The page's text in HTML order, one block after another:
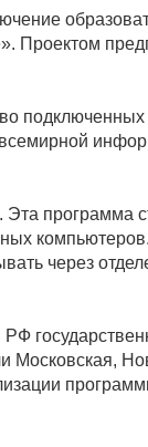
Проектом
программа
через
Московская,